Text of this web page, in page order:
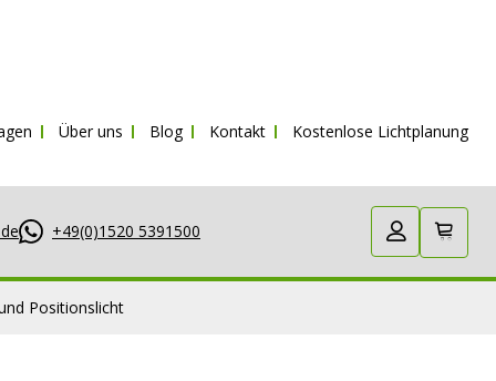
Über uns Blog Kontakt Kostenlose Lichtplanung
+49(0)1520 5391500
Positionslicht